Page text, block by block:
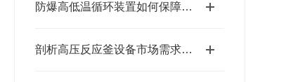
防爆高低温循环装置如何保障化工安全？
剖析高压反应釜设备市场需求量与日俱增的原因